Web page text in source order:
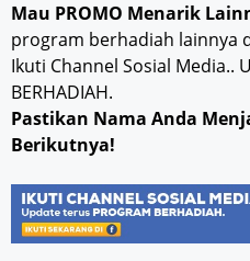
Mau PROMO Menarik
program berhadiah lainnya
Ikuti Channel Sosial Media..
BERHADIAH.
Pastikan Nama Anda
Berikutnya!